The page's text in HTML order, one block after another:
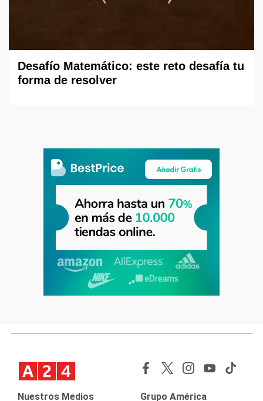
Desafío Matemático: este reto desafía tu
forma de resolver
Nuestros Medios Grupo América